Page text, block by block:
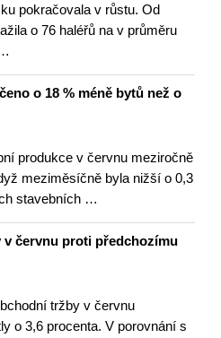
pokračovala v růstu. Od
o 76 haléřů na v průměru
o 18 % méně bytů než o
produkce v červnu meziročně
meziměsíčně byla nižší o 0,3
stavebních …
červnu proti předchozímu
tržby v červnu
o 3,6 procenta. V porovnání s